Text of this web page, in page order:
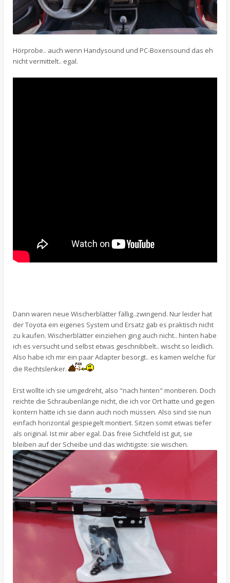
Hörprobe.. auch wenn Handysound und PC-Boxensound das eh
nicht vermittelt.. egal.
Dann waren neue Wischerblätter fällig..zwingend. Nur leider hat
der Toyota ein eigenes System und Ersatz gab es praktisch nicht
zu kaufen. Wischerblätter einziehen ging auch nicht.. hinten habe
ich es versucht und selbst etwas geschnibbelt.. wischt so leidlich.
Also habe ich mir ein paar Adapter besorgt.. es kamen welche für
die Rechtslenker.
Erst wollte ich sie umgedreht, also "nach hinten" montieren. Doch
reichte die Schraubenlänge nicht, die ich vor Ort hatte und gegen
kontern hätte ich sie dann auch noch müssen. Also sind sie nun
einfach horizontal gespiegelt montiert. Sitzen somit etwas tiefer
als original. Ist mir aber egal. Das freie Sichtfeld ist gut, sie
bleiben auf der Scheibe und das wichtigste: sie wischen.